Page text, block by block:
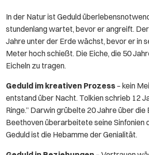
In der Natur ist Geduld
stundenlang wartet, bevor er angreift.
Jahre unter der Erde wächst, bevor er in
Meter hoch schießt. Die Eiche, die 50
Eicheln zu tragen.
Geduld im kreativen Prozess – kein
entstand über Nacht. Tolkien schrieb 12
Ringe.” Darwin grübelte 20 Jahre über
Beethoven überarbeitete seine Sinfonien
Geduld ist die Hebamme der Genialität.